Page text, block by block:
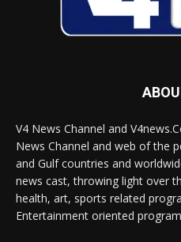
V4 News Channel and
News Channel and web of the
and Gulf countries and
news cast, throwing light over
health, art, sports related
Entertainment oriented